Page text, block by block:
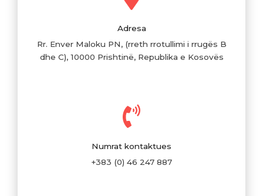
Adresa
Rr. Enver Maloku PN, (rreth rrotullimi i rrugës B
dhe C), 10000 Prishtinë, Republika e Kosovës
Numrat kontaktues
+383 (0) 46 247 887